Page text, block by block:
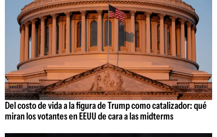
Del costo de vida a la figura de Trump como catalizador: qué
miran los votantes en EEUU de cara a las midterms